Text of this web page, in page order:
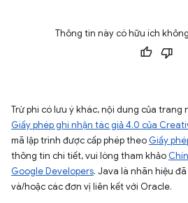
Thông tin này có hữu ích
Trừ phi có lưu ý khác, nội dung của trang
Giấy phép ghi nhận tác giả 4.0 của
mã lập trình được cấp phép theo Giấy
thông tin chi tiết, vui lòng tham khảo
Google Developers. Java là nhãn hiệu
và/hoặc các đơn vị liên kết với Oracle.